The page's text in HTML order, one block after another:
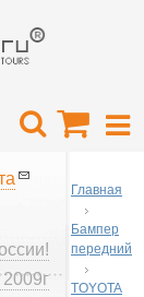
Главная
Бампер
передний
TOYOTA